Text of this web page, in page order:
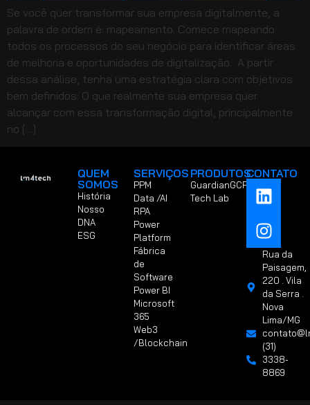
Se você quer transformar sua empresa digitalmente, a
palavra de ordem é: mapeamento. Comece mapeando
todos os processos do seu negócio para identificar áreas
de melhoria e oportunidades de digitalização. A partir
dessa análise, tenha uma estratégia clara com objetivos
bem definidos: O que realmente sua empresa quer
alcançar com essa transformação digital, principalmente
no […]
QUEM
SOMOS
História
Nosso
DNA
ESG
SERVIÇOS
PPM
Data /AI
RPA
Power
Platform
Fábrica
de
Software
Power BI
Microsoft
365
Web3
/Blockchain
PRODUTOS
GuardianGCP
Tech Lab
CONTATO
Rua da
Paisagem,
220 . Vila
da Serra .
Nova
Lima/MG
(31)
3338-
8869